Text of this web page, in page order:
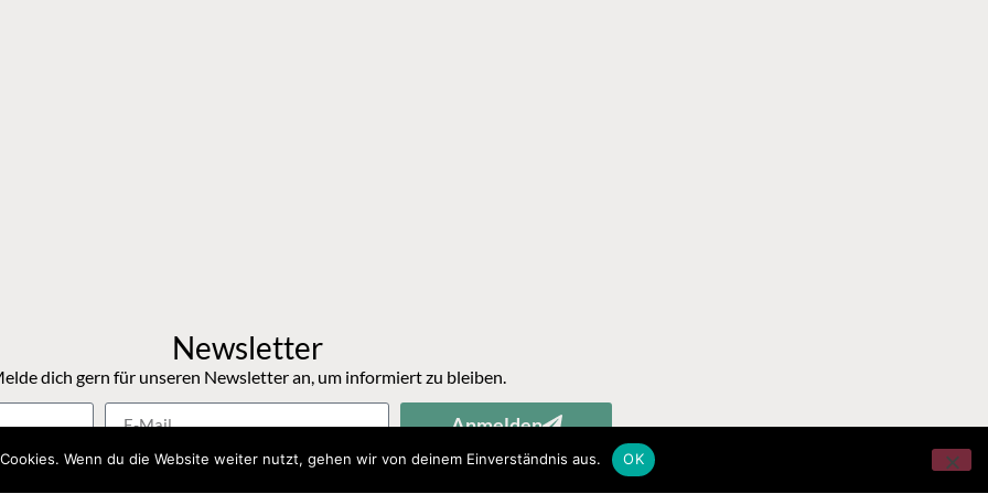
Newsletter
dich gern für unseren Newsletter an, um informiert zu bleiben.
Anmelden
Wenn du die Website weiter nutzt, gehen wir von deinem Einverständnis aus. OK